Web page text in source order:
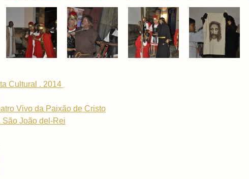
Cultural . 2014
Vivo da Paixão de Cristo
São João del-Rei